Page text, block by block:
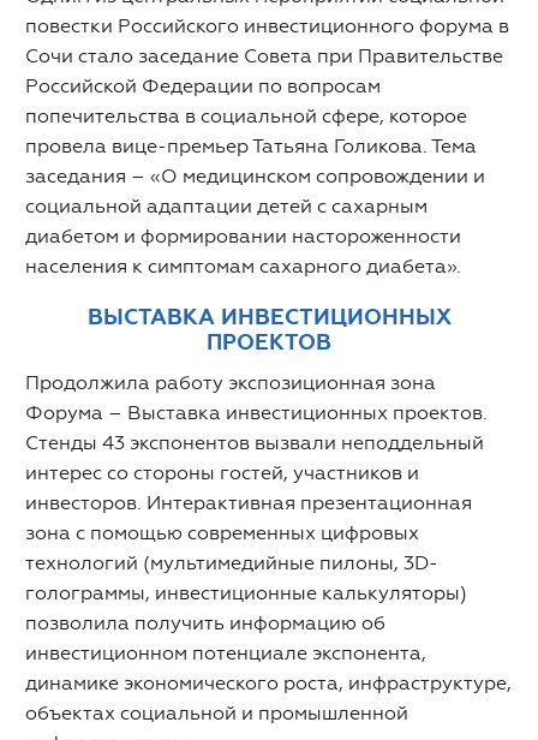
повестки Российского инвестиционного форума в
Сочи стало заседание Совета при Правительстве
Российской Федерации по вопросам
попечительства в социальной сфере, которое
провела вице-премьер Татьяна Голикова. Тема
заседания – «О медицинском сопровождении и
социальной адаптации детей с сахарным
диабетом и формировании настороженности
населения к симптомам сахарного диабета».
ВЫСТАВКА ИНВЕСТИЦИОННЫХ
ПРОЕКТОВ
Продолжила работу экспозиционная зона
Форума – Выставка инвестиционных проектов.
Стенды 43 экспонентов вызвали неподдельный
интерес со стороны гостей, участников и
инвесторов. Интерактивная презентационная
зона с помощью современных цифровых
технологий (мультимедийные пилоны, 3D-
голограммы, инвестиционные калькуляторы)
позволила получить информацию об
инвестиционном потенциале экспонента,
динамике экономического роста, инфраструктуре,
объектах социальной и промышленной